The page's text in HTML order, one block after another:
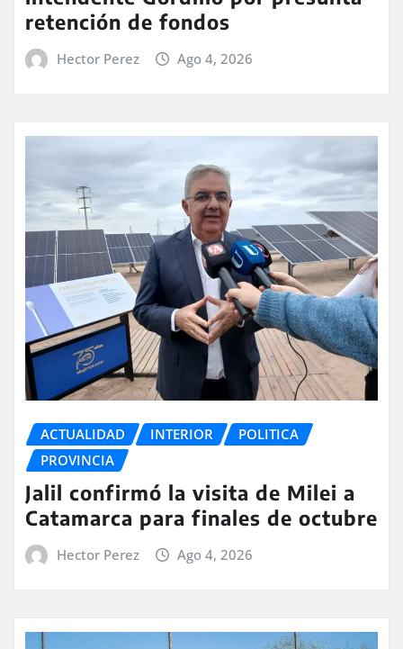
retención de fondos
Hector Perez Ago 4, 2026
ACTUALIDAD INTERIOR
POLITICA
PROVINCIA
Jalil confirmó la visita de Milei a
Catamarca para finales de octubre
Hector Perez Ago 4, 2026